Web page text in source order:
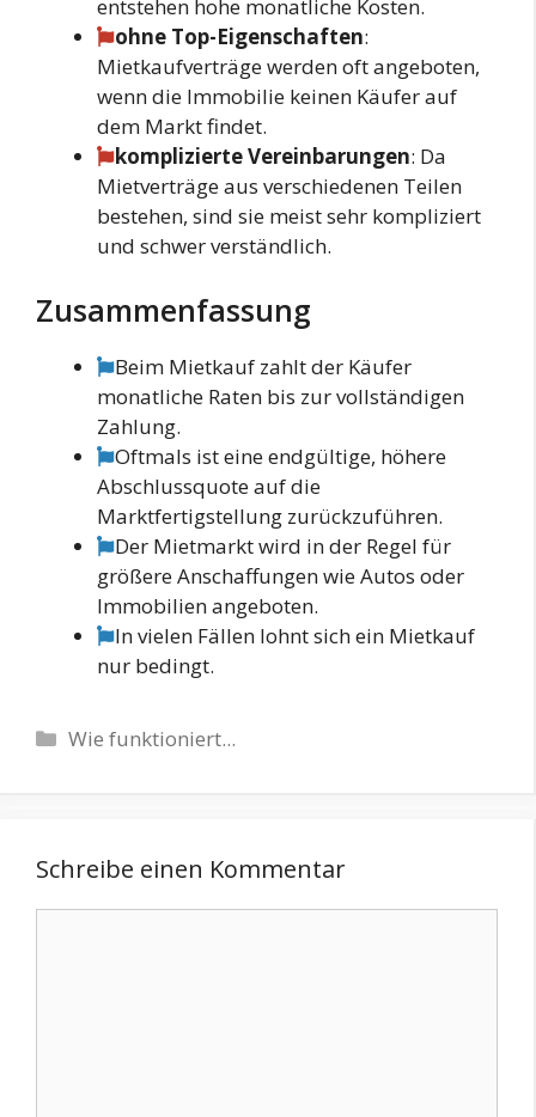
entstehen hohe monatliche Kosten.
ohne Top-Eigenschaften:
Mietkaufverträge werden oft angeboten,
wenn die Immobilie keinen Käufer auf
dem Markt findet.
komplizierte Vereinbarungen: Da
Mietverträge aus verschiedenen Teilen
bestehen, sind sie meist sehr kompliziert
und schwer verständlich.
Zusammenfassung
Beim Mietkauf zahlt der Käufer
monatliche Raten bis zur vollständigen
Zahlung.
Oftmals ist eine endgültige, höhere
Abschlussquote auf die
Marktfertigstellung zurückzuführen.
Der Mietmarkt wird in der Regel für
größere Anschaffungen wie Autos oder
Immobilien angeboten.
In vielen Fällen lohnt sich ein Mietkauf
nur bedingt.
Kategorien
Wie funktioniert...
Schreibe einen Kommentar